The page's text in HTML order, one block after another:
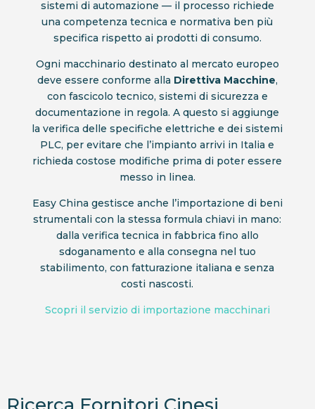
sistemi di automazione — il processo richiede
una competenza tecnica e normativa ben più
specifica rispetto ai prodotti di consumo.
Ogni macchinario destinato al mercato europeo
deve essere conforme alla Direttiva Macchine,
con fascicolo tecnico, sistemi di sicurezza e
documentazione in regola. A questo si aggiunge
la verifica delle specifiche elettriche e dei sistemi
PLC, per evitare che l’impianto arrivi in Italia e
richieda costose modifiche prima di poter essere
messo in linea.
Easy China gestisce anche l’importazione di beni
strumentali con la stessa formula chiavi in mano:
dalla verifica tecnica in fabbrica fino allo
sdoganamento e alla consegna nel tuo
stabilimento, con fatturazione italiana e senza
costi nascosti.
Scopri il servizio di importazione macchinari